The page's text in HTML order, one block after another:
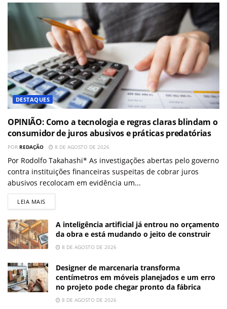
DESTAQUES
OPINIÃO: Como a tecnologia e regras claras blindam o
consumidor de juros abusivos e práticas predatórias
POR REDAÇÃO 8 DE AGOSTO DE 2026
Por Rodolfo Takahashi* As investigações abertas pelo governo
contra instituições financeiras suspeitas de cobrar juros
abusivos recolocam em evidência um...
LEIA MAIS
A inteligência artificial já entrou no orçamento
da obra e está mudando o jeito de construir
8 DE AGOSTO DE 2026
Designer de marcenaria transforma
centímetros em móveis planejados e um erro
no projeto pode chegar pronto da fábrica
8 DE AGOSTO DE 2026